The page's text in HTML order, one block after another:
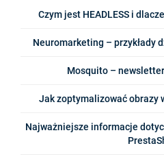
Czym jest HEADLESS i
Neuromarketing – przykłady
Mosquito –
Jak zoptymalizować obrazy
Najważniejsze informacje